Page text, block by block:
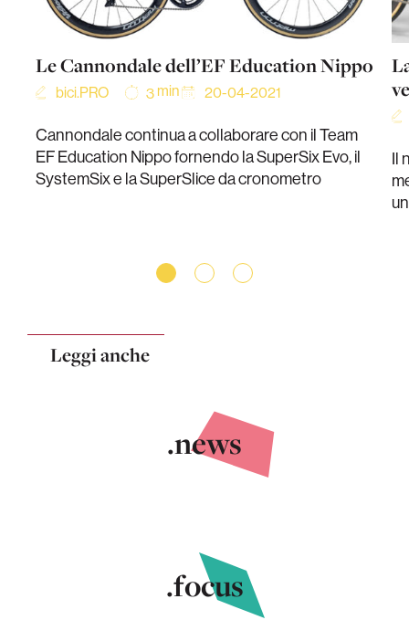
Le Cannondale dell’EF Education Nippo
bici.PRO 3 min 20-04-2021
Cannondale continua a collaborare con il Team
EF Education Nippo fornendo la SuperSix Evo, il
SystemSix e la SuperSlice da cronometro
Il
Leggi anche
.news
.focus